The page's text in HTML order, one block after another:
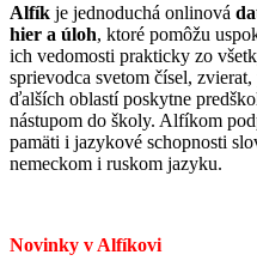
Alfík je jednoduchá onlinová
hier a úloh, ktoré pomôžu
ich vedomosti prakticky zo
sprievodca svetom čísel,
ďalších oblastí poskytne
nástupom do školy. Alfíkom
pamäti i jazykové schopnosti
nemeckom i ruskom jazyku.
Novinky v Alfíkovi